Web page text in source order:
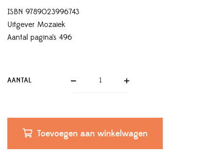
ISBN 9789023996743
Uitgever Mozaiek
Aantal pagina’s 496
AANTAL
Toevoegen aan winkelwagen